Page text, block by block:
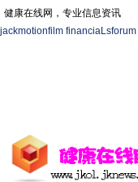
健康在线网，专业信息资讯
jackmotionfilm financiaLsforum